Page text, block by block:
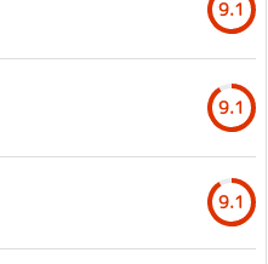
9.1
9.1
9.1